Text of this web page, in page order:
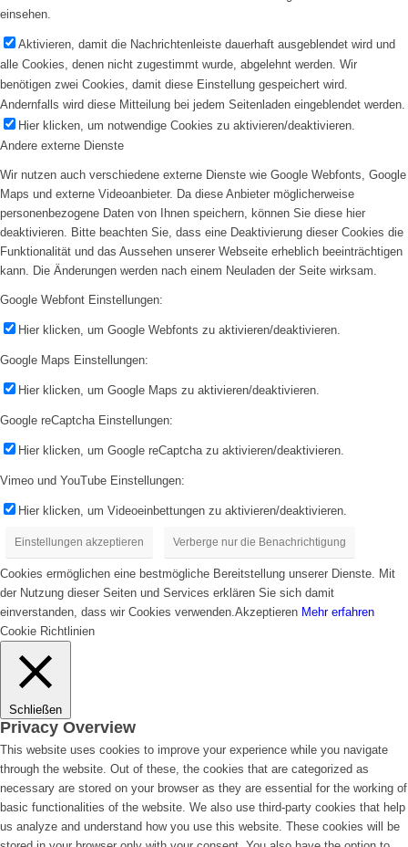
einsehen.
Aktivieren, damit die Nachrichtenleiste dauerhaft ausgeblendet wird und
alle Cookies, denen nicht zugestimmt wurde, abgelehnt werden. Wir
benötigen zwei Cookies, damit diese Einstellung gespeichert wird.
Andernfalls wird diese Mitteilung bei jedem Seitenladen eingeblendet werden.
Hier klicken, um notwendige Cookies zu aktivieren/deaktivieren.
Andere externe Dienste
Wir nutzen auch verschiedene externe Dienste wie Google Webfonts, Google
Maps und externe Videoanbieter. Da diese Anbieter möglicherweise
personenbezogene Daten von Ihnen speichern, können Sie diese hier
deaktivieren. Bitte beachten Sie, dass eine Deaktivierung dieser Cookies die
Funktionalität und das Aussehen unserer Webseite erheblich beeinträchtigen
kann. Die Änderungen werden nach einem Neuladen der Seite wirksam.
Google Webfont Einstellungen:
Hier klicken, um Google Webfonts zu aktivieren/deaktivieren.
Google Maps Einstellungen:
Hier klicken, um Google Maps zu aktivieren/deaktivieren.
Google reCaptcha Einstellungen:
Hier klicken, um Google reCaptcha zu aktivieren/deaktivieren.
Vimeo und YouTube Einstellungen:
Hier klicken, um Videoeinbettungen zu aktivieren/deaktivieren.
Einstellungen akzeptieren Verberge nur die Benachrichtigung
Cookies ermöglichen eine bestmögliche Bereitstellung unserer Dienste. Mit
der Nutzung dieser Seiten und Services erklären Sie sich damit
einverstanden, dass wir Cookies verwenden.Akzeptieren Mehr erfahren
Cookie Richtlinien
Schließen
Privacy Overview
This website uses cookies to improve your experience while you navigate
through the website. Out of these, the cookies that are categorized as
necessary are stored on your browser as they are essential for the working of
basic functionalities of the website. We also use third-party cookies that help
us analyze and understand how you use this website. These cookies will be